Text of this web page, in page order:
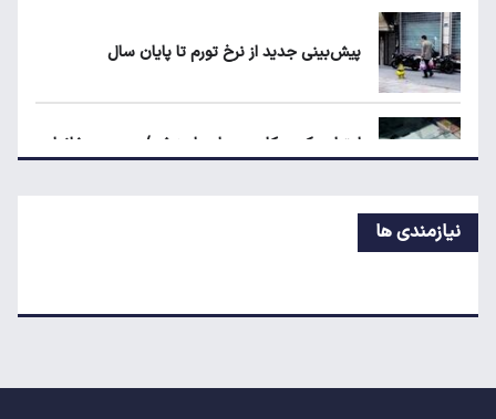
پیش‌بینی جدید از نرخ تورم تا پایان سال
اعتبار حکمت کارت مرداد واریز شد/ سهم هر خانوار
نرخ رهن و اجاره آپارتمان در تجریش، ونک و
نیازمندی ها